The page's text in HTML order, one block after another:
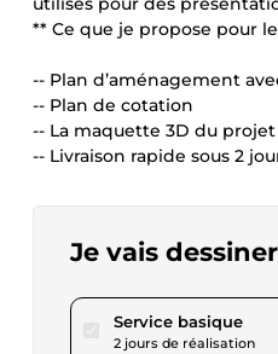
** Ce que je propose pour
-- Plan d’aménagement
-- Plan de cotation
-- La maquette 3D du projet
-- Livraison rapide sous 2
Je vais
Service basiquepour
2 jours de réalisation